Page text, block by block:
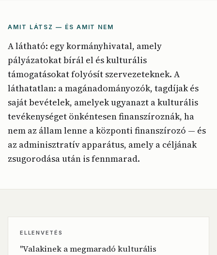
AMIT LÁTSZ — ÉS AMIT NEM
A látható: egy kormányhivatal, amely
pályázatokat bírál el és kulturális
támogatásokat folyósít szervezeteknek. A
láthatatlan: a magánadományozók, tagdíjak és
saját bevételek, amelyek ugyanazt a kulturális
tevékenységet önkéntesen finanszíroznák, ha
nem az állam lenne a központi finanszírozó — és
az adminisztratív apparátus, amely a céljának
zsugorodása után is fennmarad.
ELLENVETÉS
"Valakinek a megmaradó kulturális